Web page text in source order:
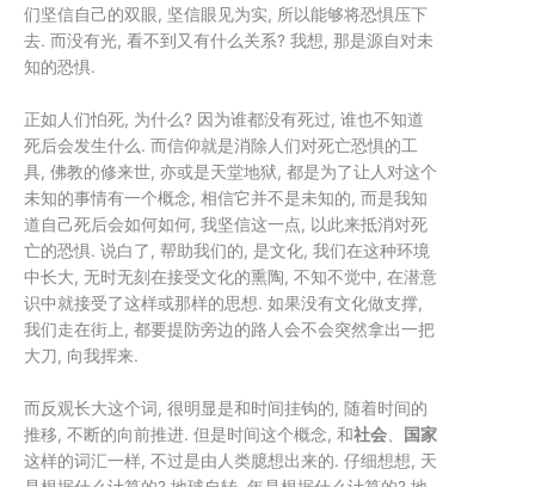
们坚信自己的双眼, 坚信眼见为实, 所以能够将恐惧压下
去. 而没有光, 看不到又有什么关系? 我想, 那是源自对未
知的恐惧.
正如人们怕死, 为什么? 因为谁都没有死过, 谁也不知道
死后会发生什么. 而信仰就是消除人们对死亡恐惧的工
具, 佛教的修来世, 亦或是天堂地狱, 都是为了让人对这个
未知的事情有一个概念, 相信它并不是未知的, 而是我知
道自己死后会如何如何, 我坚信这一点, 以此来抵消对死
亡的恐惧. 说白了, 帮助我们的, 是文化, 我们在这种环境
中长大, 无时无刻在接受文化的熏陶, 不知不觉中, 在潜意
识中就接受了这样或那样的思想. 如果没有文化做支撑,
我们走在街上, 都要提防旁边的路人会不会突然拿出一把
大刀, 向我挥来.
而反观长大这个词, 很明显是和时间挂钩的, 随着时间的
推移, 不断的向前推进. 但是时间这个概念, 和社会
国家
这样的词汇一样, 不过是由人类臆想出来的. 仔细想想, 天